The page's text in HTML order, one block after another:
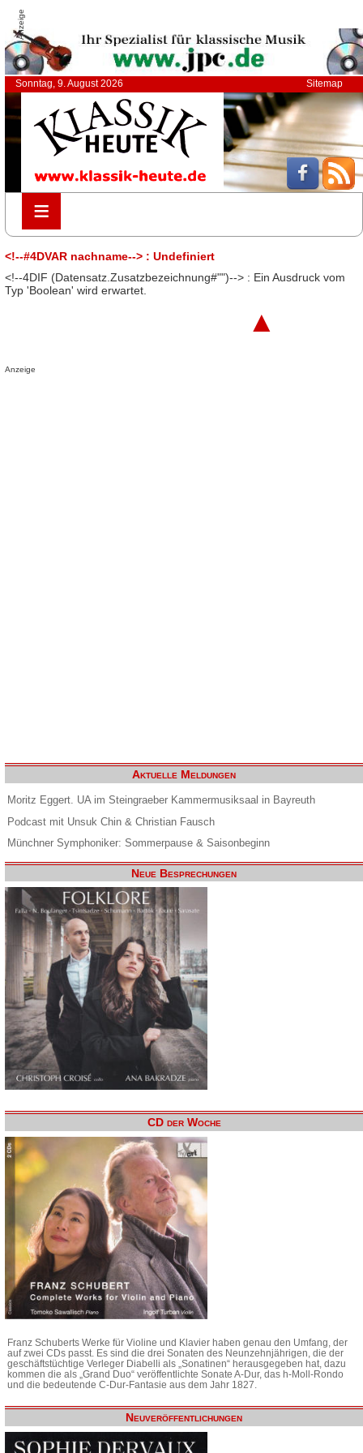
Anzeige
Sonntag, 9. August 2026 Sitemap
≡
≡
<!--#4DVAR nachname--> : Undefiniert
<!--4DIF (Datensatz.Zusatzbezeichnung#"")--> : Ein Ausdruck vom
Typ 'Boolean' wird erwartet.
▲
Anzeige
Aktuelle Meldungen
Moritz Eggert. UA im Steingraeber Kammermusiksaal in Bayreuth
Podcast mit Unsuk Chin & Christian Fausch
Münchner Symphoniker: Sommerpause & Saisonbeginn
Neue Besprechungen
CD der Woche
Franz Schuberts Werke für Violine und Klavier haben genau den Umfang, der
auf zwei CDs passt. Es sind die drei Sonaten des Neunzehnjährigen, die der
geschäftstüchtige Verleger Diabelli als „Sonatinen“ herausgegeben hat, dazu
kommen die als „Grand Duo“ veröffentlichte Sonate A-Dur, das h-Moll-Rondo
und die bedeutende C-Dur-Fantasie aus dem Jahr 1827.
Neuveröffentlichungen